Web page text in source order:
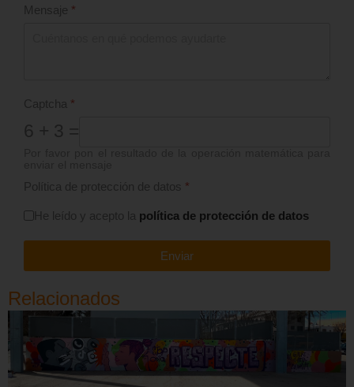
Mensaje *
Captcha *
6 + 3 =
Política de protección de datos *
He leído y acepto la política de protección de datos
Enviar
Relacionados